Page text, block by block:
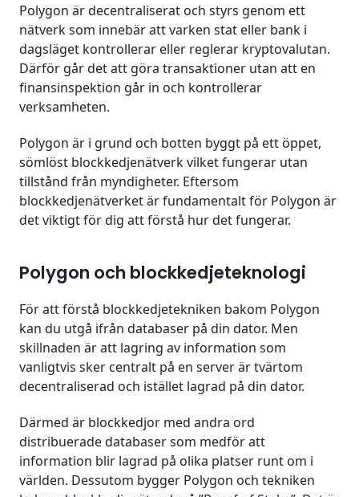
Polygon är decentraliserat och styrs genom ett
nätverk som innebär att varken stat eller bank i
dagsläget kontrollerar eller reglerar kryptovalutan.
Därför går det att göra transaktioner utan att en
finansinspektion går in och kontrollerar
verksamheten.
Polygon är i grund och botten byggt på ett öppet,
sömlöst blockkedjenätverk vilket fungerar utan
tillstånd från myndigheter. Eftersom
blockkedjenätverket är fundamentalt för Polygon är
det viktigt för dig att förstå hur det fungerar.
Polygon och blockkedjeteknologi
För att förstå blockkedjetekniken bakom Polygon
kan du utgå ifrån databaser på din dator. Men
skillnaden är att lagring av information som
vanligtvis sker centralt på en server är tvärtom
decentraliserad och istället lagrad på din dator.
Därmed är blockkedjor med andra ord
distribuerade databaser som medför att
information blir lagrad på olika platser runt om i
världen. Dessutom bygger Polygon och tekniken